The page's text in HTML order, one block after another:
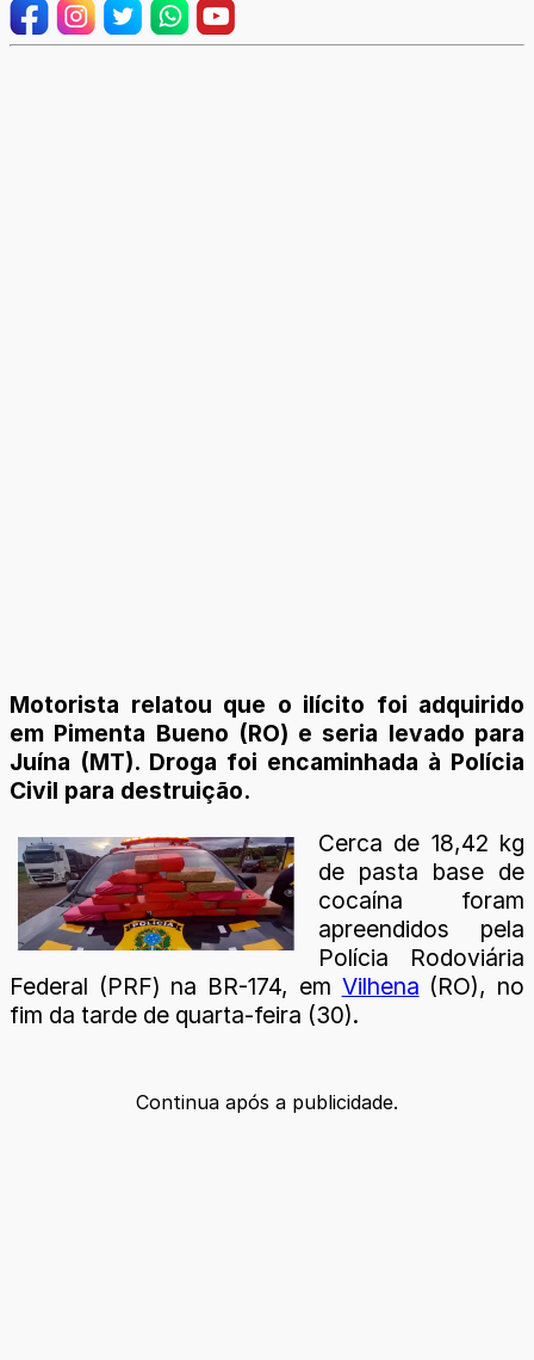
Motorista relatou que o ilícito foi adquirido
em Pimenta Bueno (RO) e seria levado para
Juína (MT). Droga foi encaminhada à Polícia
Civil para destruição.
Cerca de 18,42 kg
de pasta base de
cocaína foram
apreendidos pela
Polícia Rodoviária
Federal (PRF) na BR-174, em Vilhena (RO), no
fim da tarde de quarta-feira (30).
Continua após a publicidade.